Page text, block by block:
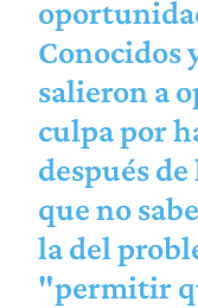
Conocidos
salieron a
culpa por
después
que no
la del
"permitir